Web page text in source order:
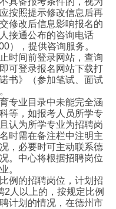
按照提示修改信息后再
修改后信息影响报名的
接通公布的咨询电话
），提供咨询服务。
时间前登录网站，查询
可登录报名网站下载打
书》（参加笔试、面试
专业目录中未能完全涵
等，如报考人员所学专
认为所学专业为招聘岗
时需在备注栏中注明主
，必要时可主动联系德
。中心将根据招聘岗位
。
例的招聘岗位，计划招
人以上的，按规定比例
计划的情况，在德州市